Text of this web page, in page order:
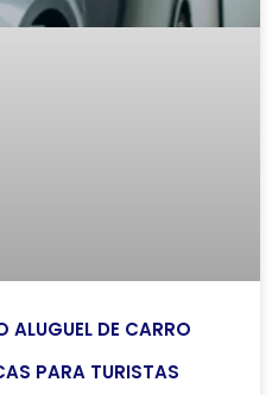
DE CARRO
PARA TURISTAS